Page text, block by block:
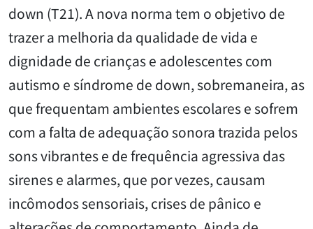
down (T21). A nova norma tem o objetivo de
trazer a melhoria da qualidade de vida e
dignidade de crianças e adolescentes com
autismo e síndrome de down, sobremaneira, as
que frequentam ambientes escolares e sofrem
com a falta de adequação sonora trazida pelos
sons vibrantes e de frequência agressiva das
sirenes e alarmes, que por vezes, causam
incômodos sensoriais, crises de pânico e